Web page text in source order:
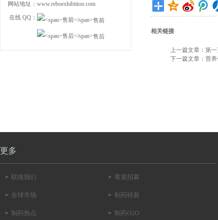
网站地址： www.reboexhibition.com
在线 QQ：
售前
售后
相关链接
上一篇文章： 第
下一篇文章： 营
更多
> 联络我们 > 菁英招募
> 全球市场 > 制药特装
> 制药热点 > 制药O2O